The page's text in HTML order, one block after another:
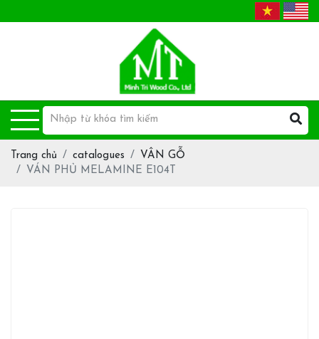
Trang chủ catalogues
VÂN GỖ
VÁN PHỦ MELAMINE E104T